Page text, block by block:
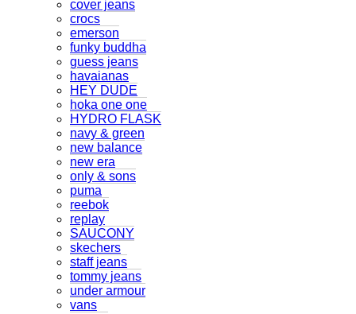
cover jeans
crocs
emerson
funky buddha
guess jeans
havaianas
HEY DUDE
hoka one one
HYDRO FLASK
navy & green
new balance
new era
only & sons
puma
reebok
replay
SAUCONY
skechers
staff jeans
tommy jeans
under armour
vans